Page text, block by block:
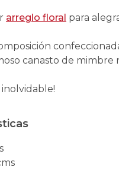
arreglo floral para
canasto de mimbre